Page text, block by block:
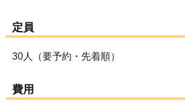
定員
30人（要予約・先着順）
費用